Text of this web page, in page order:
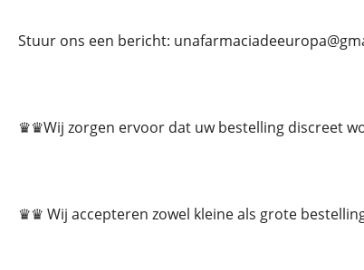
Stuur ons een bericht:
♛♛Wij zorgen ervoor dat uw bestelling discreet
♛♛ Wij accepteren zowel kleine als grote